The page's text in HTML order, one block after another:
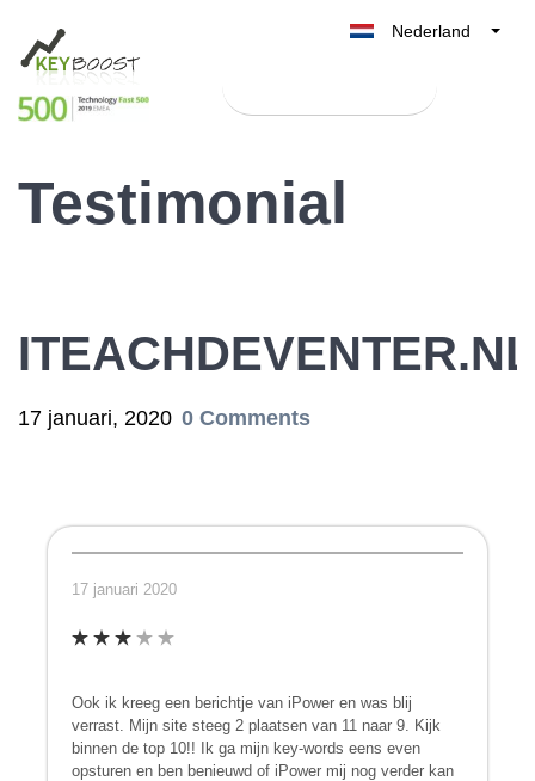
Nederland
België
Testimonial
ITEACHDEVENTER.NL
17 januari, 2020 0 Comments
17 januari 2020
Ook ik kreeg een berichtje van iPower en was blij
verrast. Mijn site steeg 2 plaatsen van 11 naar 9. Kijk
binnen de top 10!! Ik ga mijn key-words eens even
opsturen en ben benieuwd of iPower mij nog verder kan